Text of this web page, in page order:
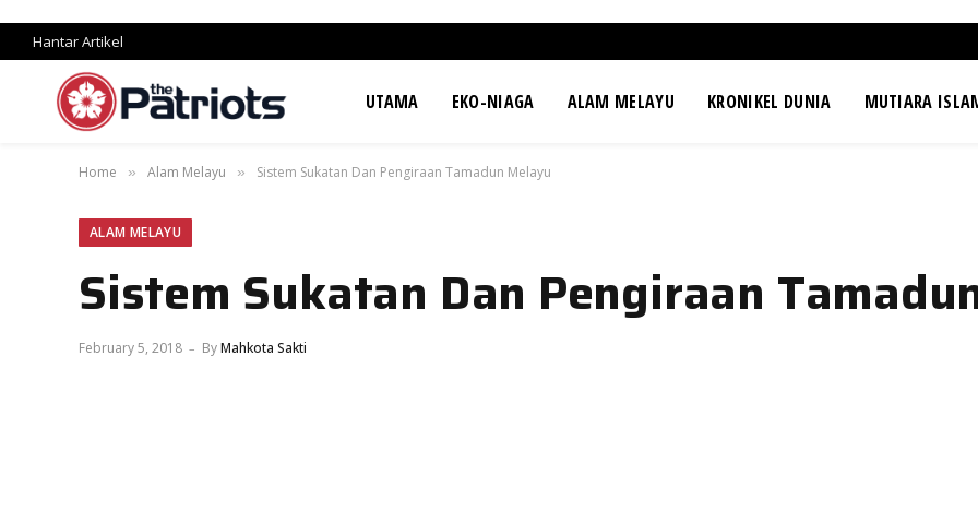
Hantar Artikel
UTAMA EKO-NIAGA ALAM MELAYU KRONIKEL DUNIA MUTIARA
Home » Alam Melayu » Sistem Sukatan Dan Pengiraan Tamadun Melayu
ALAM MELAYU
Sistem Sukatan Dan Pengiraan
February 5, 2018 ByMahkota Sakti